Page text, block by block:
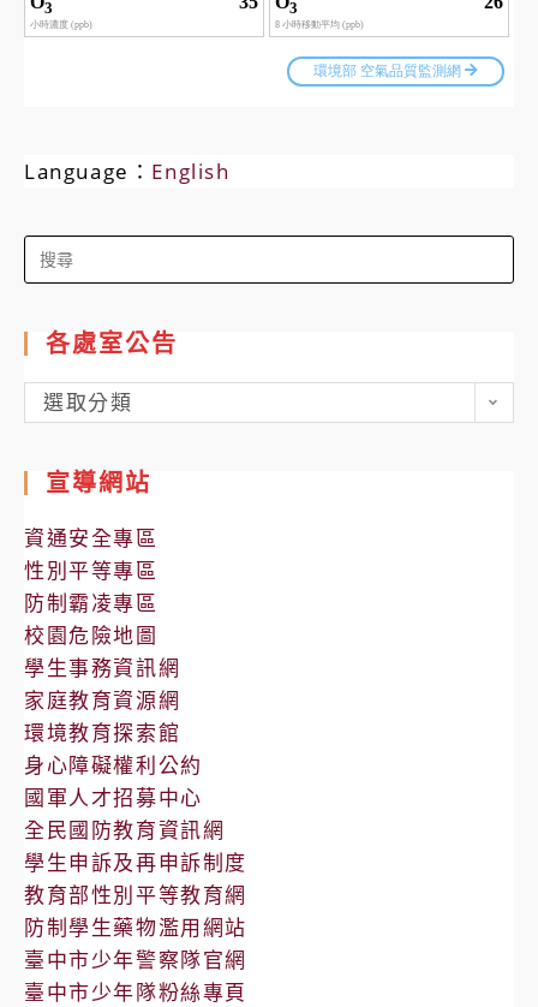
Language： English
Search
for:
各處室公告
各
處
公
告
選取分類
宣導網站
資通安全專區
性別平等專區
防制霸凌專區
校園危險地圖
學生事務資訊網
家庭教育資源網
環境教育探索館
身心障礙權利公約
國軍人才招募中心
全民國防教育資訊網
學生申訴及再申訴制度
教育部性別平等教育網
防制學生藥物濫用網站
臺中市少年警察隊官網
臺中市少年隊粉絲專頁